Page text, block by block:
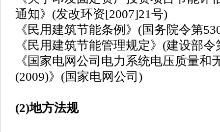
通知》(发改环资[2007]21号)
《民用建筑节能条例》(国务院令第
《民用建筑节能管理规定》(建设部令
《国家电网公司电力系统电压质量和
(2009)》(国家电网公司)
(2)地方法规